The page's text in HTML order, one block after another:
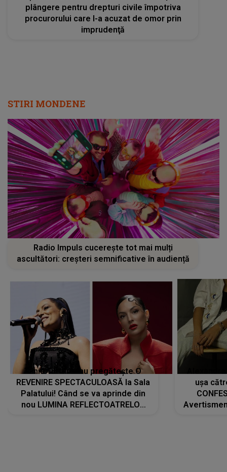
plângere pentru drepturi civile împotriva
procurorului care l-a acuzat de omor prin
imprudenţă
STIRI MONDENE
Radio Impuls cucerește tot mai mulți
ascultători: creșteri semnificative în audiență
Tania Turtureanu pregătește O
REVENIRE SPECTACULOASĂ la Sala
Palatului! Când se va aprinde din
nou LUMINA REFLECTOATRELOR
ușa